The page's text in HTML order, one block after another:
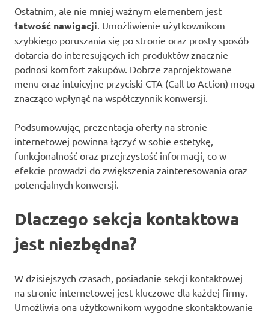
Ostatnim, ale nie mniej ważnym elementem jest
łatwość nawigacji. Umożliwienie użytkownikom
szybkiego poruszania się po stronie oraz prosty sposób
dotarcia do interesujących ich produktów znacznie
podnosi komfort zakupów. Dobrze zaprojektowane
menu oraz intuicyjne przyciski CTA (Call to Action) mogą
znacząco wpłynąć na współczynnik konwersji.
Podsumowując, prezentacja oferty na stronie
internetowej powinna łączyć w sobie estetykę,
funkcjonalność oraz przejrzystość informacji, co w
efekcie prowadzi do zwiększenia zainteresowania oraz
potencjalnych konwersji.
Dlaczego sekcja kontaktowa
jest niezbędna?
W dzisiejszych czasach, posiadanie sekcji kontaktowej
na stronie internetowej jest kluczowe dla każdej firmy.
Umożliwia ona użytkownikom wygodne skontaktowanie